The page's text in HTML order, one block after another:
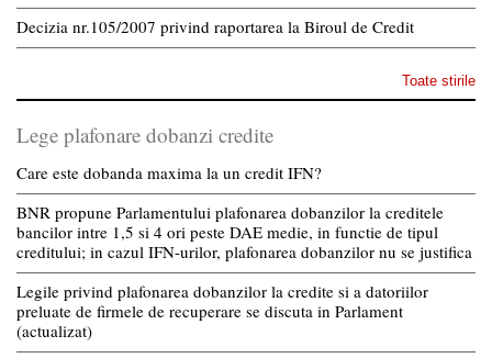
Decizia nr.105/2007 privind raportarea la Biroul de Credit
Toate stirile
Lege plafonare dobanzi credite
Care este dobanda maxima la un credit IFN?
BNR propune Parlamentului plafonarea dobanzilor la creditele
bancilor intre 1,5 si 4 ori peste DAE medie, in functie de tipul
creditului; in cazul IFN-urilor, plafonarea dobanzilor nu se justifica
Legile privind plafonarea dobanzilor la credite si a datoriilor
preluate de firmele de recuperare se discuta in Parlament
(actualizat)